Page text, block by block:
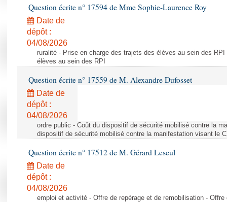
Question écrite n° 17594 de Mme Sophie-Laurence Roy
Date de
dépôt :
04/08/2026
ruralité - Prise en charge des trajets des élèves au sein des
élèves au sein des RPI
Question écrite n° 17559 de M. Alexandre Dufosset
Date de
dépôt :
04/08/2026
ordre public - Coût du dispositif de sécurité mobilisé contre la
dispositif de sécurité mobilisé contre la manifestation visant le
Question écrite n° 17512 de M. Gérard Leseul
Date de
dépôt :
04/08/2026
emploi et activité - Offre de repérage et de remobilisation -